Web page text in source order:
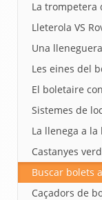
La trompetera
Lleterola VS
Una
Les eines del
El boletaire
Sistemes de
La llenega a
Castanyes
Buscar bolets
Caçadors de